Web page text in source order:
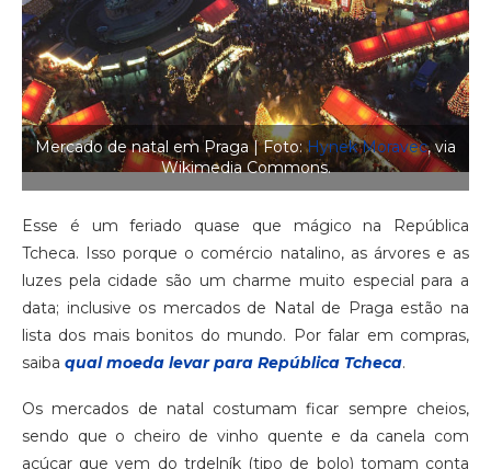
Mercado de natal em Praga | Foto:Hynek Moravec, via
Wikimedia Commons.
Esse é um feriado quase que mágico na República
Tcheca. Isso porque o comércio natalino, as árvores e as
luzes pela cidade são um charme muito especial para a
data; inclusive os mercados de Natal de Praga estão na
lista dos mais bonitos do mundo. Por falar em compras,
saiba qual moeda levar para República Tcheca.
Os mercados de natal costumam ficar sempre cheios,
sendo que o cheiro de vinho quente e da canela com
açúcar que vem do trdelník (tipo de bolo) tomam conta